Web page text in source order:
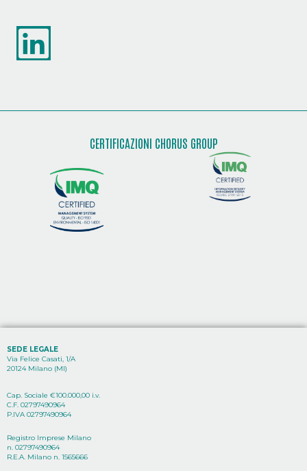
CERTIFICAZIONI CHORUS GROUP
SEDE LEGALE
Via Felice Casati, 1/A
20124 Milano (MI)
Cap. Sociale €100.000,00 i.v.
C.F. 02797490964
P.IVA 02797490964
Registro Imprese Milano
n. 02797490964
R.E.A. Milano n. 1565666